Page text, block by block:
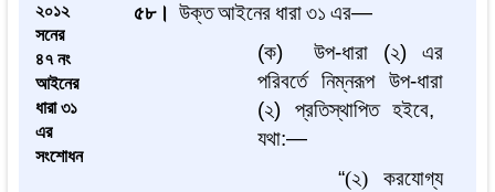
২০১২
সনের
৪৭ নং
আইনের
ধারা ৩১
এর
সংশোধন
৫৮। উক্তআইনের ধারা ৩১ এর—
(ক)উপ-ধারা (২)এর
পরিবর্তে
নিম্নরূপ উপ-ধারা
(২)প্রতিস্থাপিত হইবে,
যথা:—
“(২) করযোগ্য